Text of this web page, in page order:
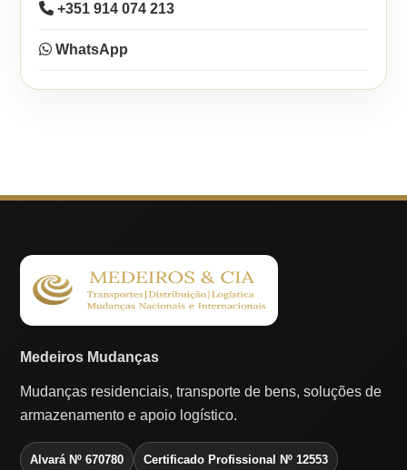
+351 914 074 213
WhatsApp
Medeiros Mudanças
Mudanças residenciais, transporte de bens, soluções de
armazenamento e apoio logístico.
Alvará Nº 670780 Certificado Profissional Nº 12553